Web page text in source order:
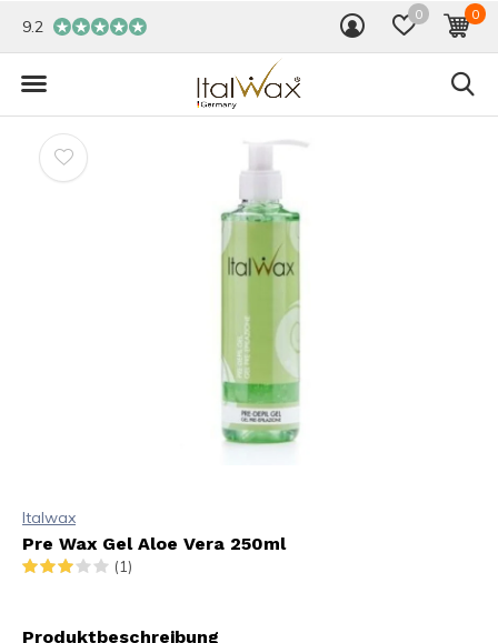
0 0
9.2
Italwax
Pre Wax Gel Aloe Vera 250ml
(1)
Produktbeschreibung